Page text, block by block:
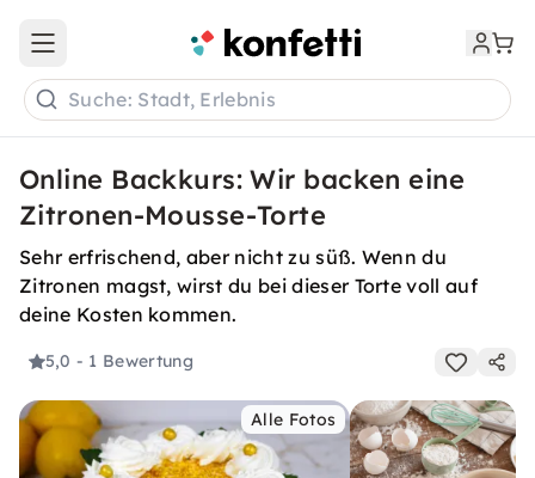
Open main menu
Suche: Stadt, Erlebnis
Online Backkurs: Wir backen eine
Zitronen-Mousse-Torte
Sehr erfrischend, aber nicht zu süß. Wenn du
Zitronen magst, wirst du bei dieser Torte voll auf
deine Kosten kommen.
5,0 - 1 Bewertung
Alle Fotos